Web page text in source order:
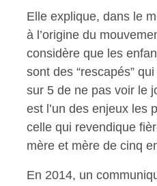
Elle explique, dans le
à l’origine du
considère que les
sont des “rescapés”
sur 5 de ne pas voir le
est l’un des enjeux les
celle qui revendique
mère et mère de cinq
En 2014, un